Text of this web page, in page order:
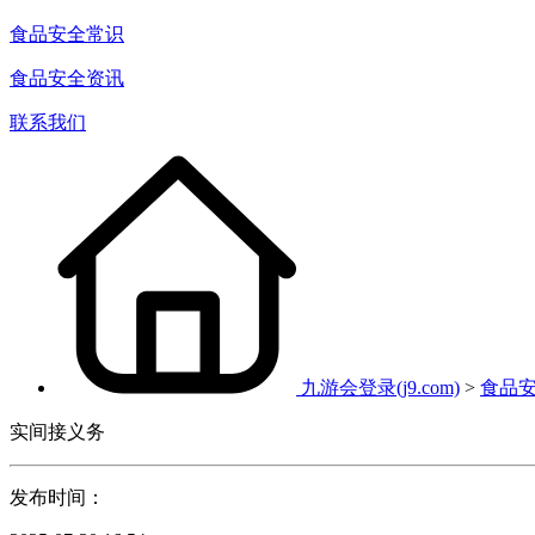
食品安全常识
食品安全资讯
联系我们
九游会登录(j9.com) > 食品
实间接义务
发布时间：